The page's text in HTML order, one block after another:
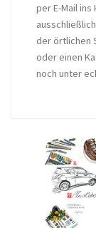
per E-Mail
der örtlichen
oder einen
noch unter